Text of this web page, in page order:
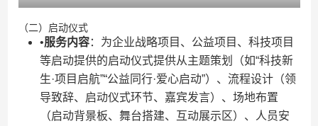
（二）启动仪式
•​​服务内容​​：为企业战略项目、公益项目、科技项目
等启动提供的启动仪式提供从主题策划（如“科技新
生·项目启航”“公益同行·爱心启动”）、流程设计（领
导致辞、启动仪式环节、嘉宾发言）、场地布置
（启动背景板、舞台搭建、互动展示区）、人员安